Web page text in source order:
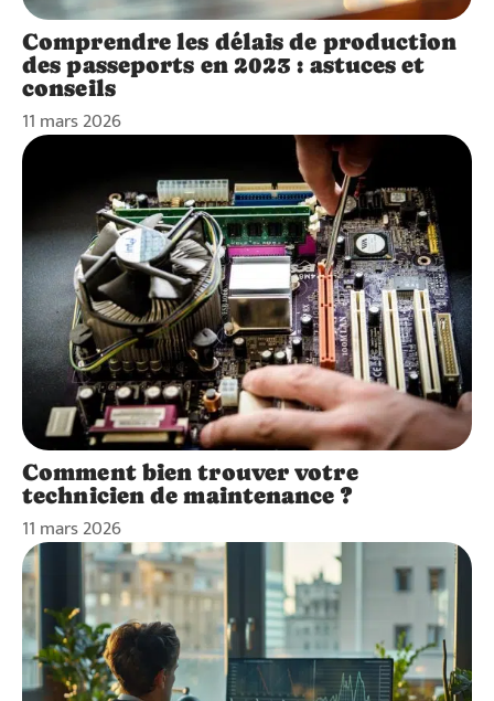
Comprendre les délais de production
des passeports en 2023 : astuces et
conseils
11 mars 2026
Comment bien trouver votre
technicien de maintenance ?
11 mars 2026